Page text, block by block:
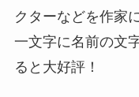
クターなどを作家
一文字に名前の文
ると大好評！